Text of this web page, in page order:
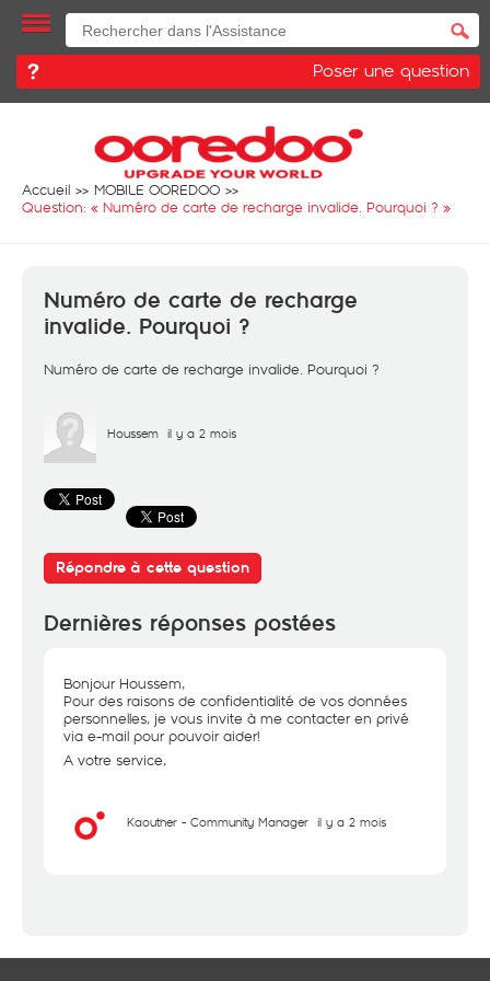
Poser une question
Accueil
MOBILE OOREDOO
Question: « Numéro de carte de recharge invalide. Pourquoi ? »
Numéro de carte de recharge
invalide. Pourquoi ?
Numéro de carte de recharge invalide. Pourquoi ?
Houssem il y a 2 mois
Répondre à cette question
Dernières réponses postées
Bonjour Houssem,
Pour des raisons de confidentialité de vos données
personnelles, je vous invite à me contacter en privé
via e-mail pour pouvoir aider!
A votre service,
Kaouther - Community Manager il y a 2 mois